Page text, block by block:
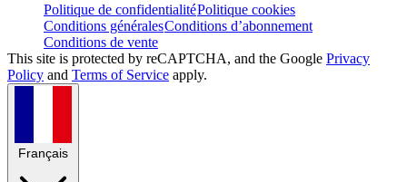
Politique de confidentialitéPolitique cookies
Conditions généralesConditions d’abonnement
Conditions de vente
This site is protected by reCAPTCHA, and the Google Privacy
Policy and Terms of Service apply.
Français